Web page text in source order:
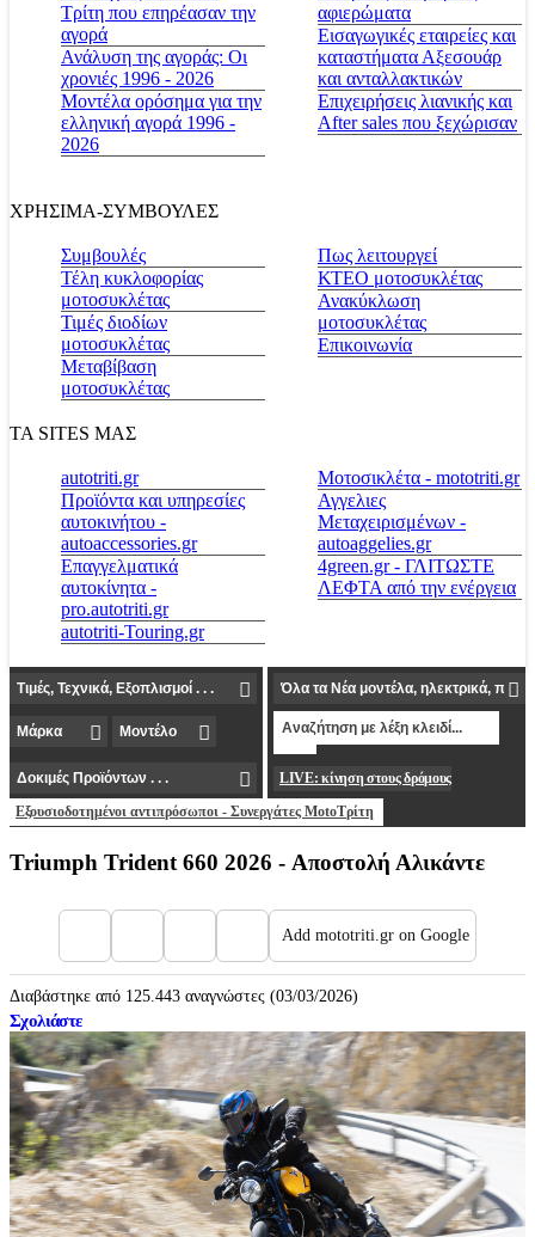
Τρίτη που επηρέασαν την
αγορά
Ανάλυση της αγοράς: Οι
χρονιές 1996 - 2026
Μοντέλα ορόσημα για την
ελληνική αγορά 1996 -
2026
αφιερώματα
Εισαγωγικές εταιρείες και
καταστήματα Αξεσουάρ
και ανταλλακτικών
Επιχειρήσεις λιανικής και
After sales που ξεχώρισαν
ΧΡΗΣΙΜΑ-ΣΥΜΒΟΥΛΕΣ
Συμβουλές
Τέλη κυκλοφορίας
μοτοσυκλέτας
Τιμές διοδίων
μοτοσυκλέτας
Μεταβίβαση
μοτοσυκλέτας
Πως λειτουργεί
ΚΤΕΟ μοτοσυκλέτας
Ανακύκλωση
μοτοσυκλέτας
Επικοινωνία
ΤΑ SITES ΜΑΣ
autotriti.gr
Προϊόντα και υπηρεσίες
αυτοκινήτου -
autoaccessories.gr
Επαγγελματικά
αυτοκίνητα -
pro.autotriti.gr
autotriti-Touring.gr
Μοτοσικλέτα - mototriti.gr
Αγγελιες
Μεταχειρισμένων -
autoaggelies.gr
4green.gr - ΓΛΙΤΩΣΤΕ
ΛΕΦΤΑ από την ενέργεια
LIVE: κίνηση στους δρόμους
Εξουσιοδοτημένοι αντιπρόσωποι - Συνεργάτες MotoΤρίτη
Triumph Trident 660 2026 - Αποστολή Αλικάντε
Add mototriti.gr on Google
Διαβάστηκε από 125.443 αναγνώστες (03/03/2026)
Σχολιάστε